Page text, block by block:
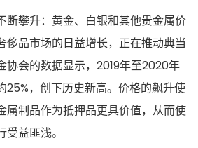
断攀升：黄金、白银和其他贵金属价
侈品市场的日益增长，正在推动典当
协会的数据显示，2019年至2020年
25%，创下历史新高。价格的飙升使
属制品作为抵押品更具价值，从而使
益匪浅。